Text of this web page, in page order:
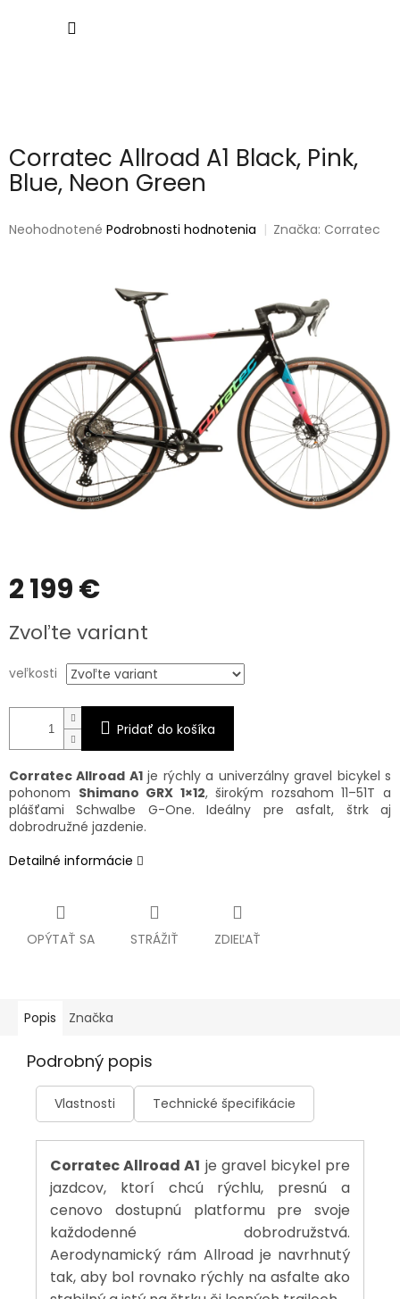
Corratec Allroad A1 Black, Pink,
Blue, Neon Green
Priemerné
Neohodnotené Podrobnosti hodnotenia Značka:Corratec
2 199 €
cena:
Zvoľte variant
veľkosti
Pridať do košíka
Corratec Allroad A1je rýchly a univerzálny gravel bicykel s
pohonom Shimano GRX 1×12, širokým rozsahom 11–51T a
plášťami Schwalbe G-One. Ideálny pre asfalt, štrk aj
dobrodružné jazdenie.
Detailné informácie
OPÝTAŤ SA STRÁŽIŤ ZDIEĽAŤ
Popis Značka
Podrobný popis
Vlastnosti Technické špecifikácie
Corratec Allroad A1 je gravel bicykel pre
jazdcov, ktorí chcú rýchlu, presnú a
cenovo dostupnú platformu pre svoje
každodenné dobrodružstvá.
Aerodynamický rám Allroad je navrhnutý
tak, aby bol rovnako rýchly na asfalte ako